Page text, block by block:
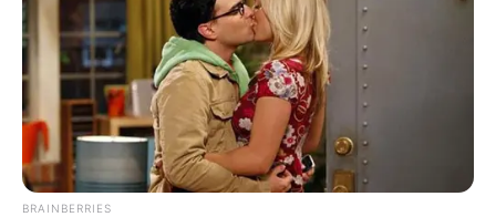
Home > Brasil Brasília > Lula > Notícia
volta ao Hospital Sírio-Libanês, em São Paulo, neste domingo (4).
Lula volta ao Hospital Sírio-
Libanês, em São Paulo, neste
domingo (4).
BRAINBERRIES